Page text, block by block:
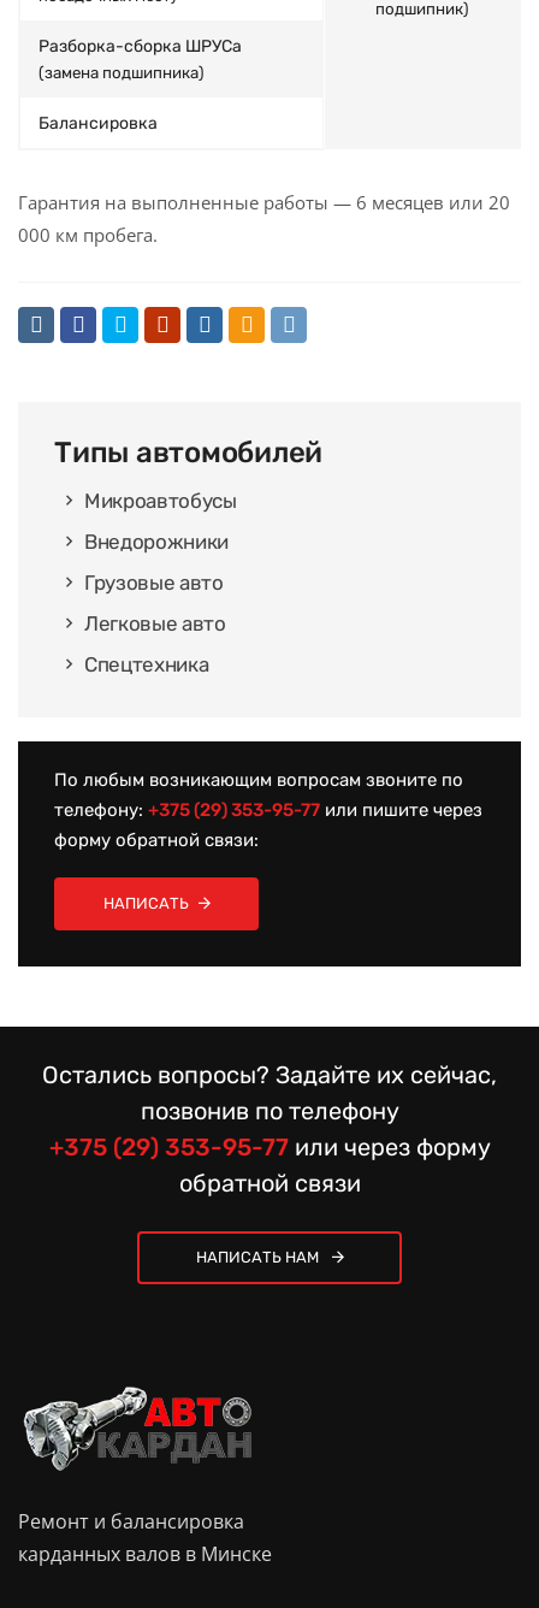
подшипник)
Разборка-сборка ШРУСа
(замена подшипника)
Балансировка
Гарантия на выполненные работы — 6 месяцев или 20
000 км пробега.
Типы автомобилей
Микроавтобусы
Внедорожники
Грузовые авто
Легковые авто
Спецтехника
По любым возникающим вопросам звоните по
телефону: +375 (29) 353-95-77 или пишите через
форму обратной связи:
НАПИСАТЬ
Остались вопросы? Задайте их сейчас,
позвонив по телефону
+375 (29) 353-95-77или через форму
обратной связи
НАПИСАТЬ НАМ
Ремонт и балансировка
карданных валов в Минске